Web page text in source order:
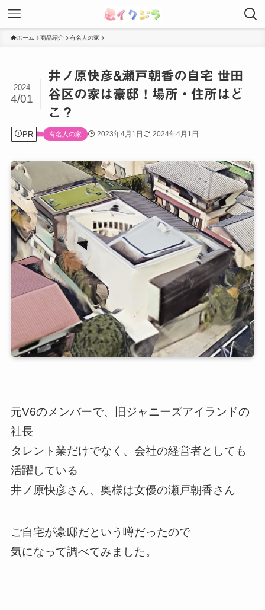
ホーム 商品紹介 有名人の家
井ノ原快彦&瀬戸朝香の自宅 世田
谷区の家は豪邸！場所・住所はど
こ？
2024
4/01
PR 有名人の家 2023年4月1日 2024年4月1日
元V6のメンバーで、旧ジャニーズアイランドの
社長
タレント業だけでなく、会社の経営者としても
活躍している
井ノ原快彦さん、奥様は女優の瀬戸朝香さん
ご自宅が豪邸だという噂だったので
気になって調べてみました。